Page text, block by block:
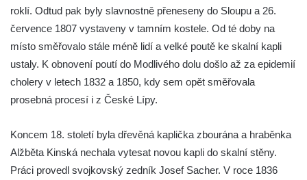
Márnice na hřbitově v Kozlech
Vesnický kostel v Reinhardtsdorfu
Protestantský (evangelicko-luterský) kostel
Crostau
Svitavě
Výklenková kaple Piety ve Svojkově
Kostel Nejsvětější Trojice ve Velenicích
roklí. Odtud pak byly slavnostně přeneseny do Sloupu a 26.
července 1807 vystaveny v tamním kostele. Od té doby na
místo směřovalo stále méně lidí a velké poutě ke skalní kapli
ustaly. K obnovení poutí do Modlivého dolu došlo až za epidemií
cholery v letech 1832 a 1850, kdy sem opět směřovala
prosebná procesí i z České Lípy.
Koncem 18. století byla dřevěná kaplička zbourána a hraběnka
Alžběta Kinská nechala vytesat novou kapli do skalní stěny.
Práci provedl svojkovský zedník Josef Sacher. V roce 1836